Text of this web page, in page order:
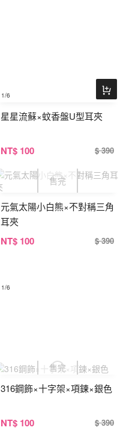
1/6
星星流蘇×蚊香盤U型耳夾
NT$ 100 $ 390
1/6
元氣太陽小白熊×不對稱三角
耳夾
NT$ 100 $ 390
316鋼飾×十字架×項鍊×銀色
NT$ 100 $ 390